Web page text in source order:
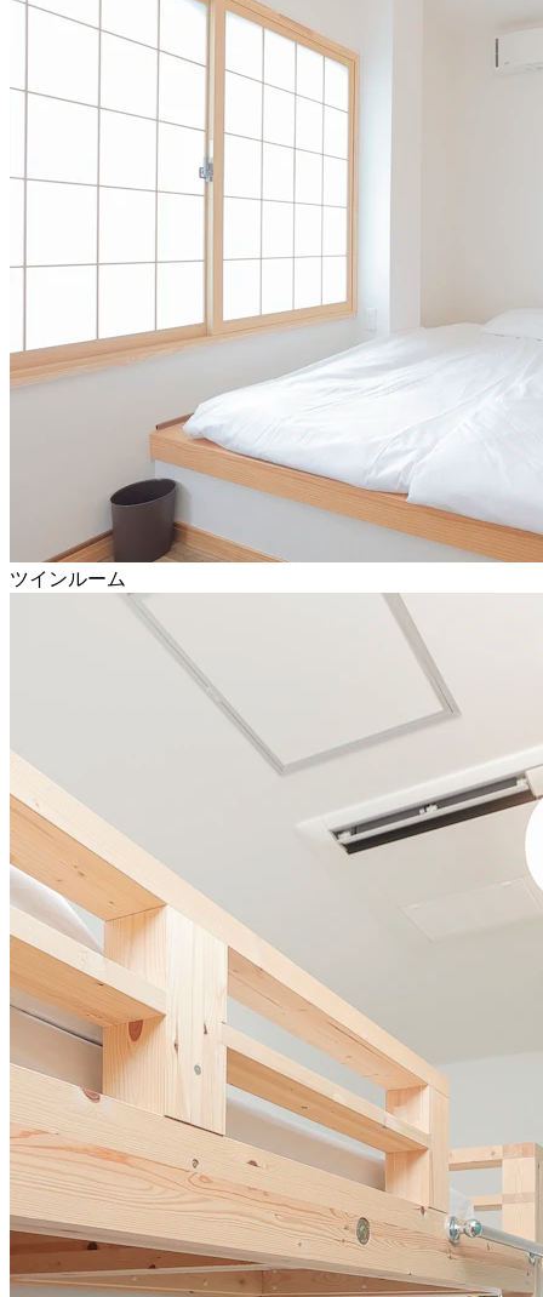
ツインルーム